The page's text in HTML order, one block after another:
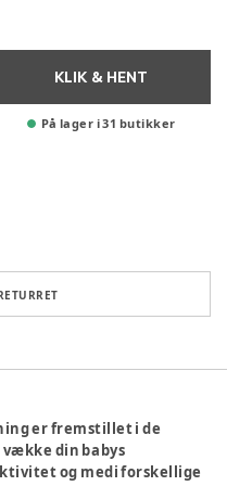
KLIK & HENT
På lager i 31 butikker
er fremstillet i de
din babys
og medi forskellige